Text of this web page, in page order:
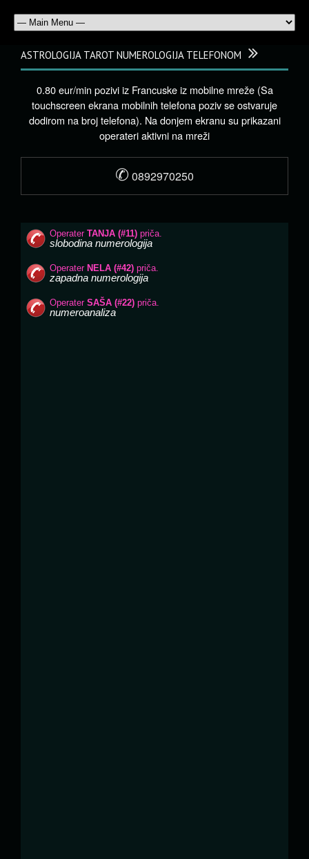
ASTROLOGIJA TAROT NUMEROLOGIJA TELEFONOM
0.80 eur/min pozivi iz Francuske iz mobilne mreže (Sa
touchscreen ekrana mobilnih telefona poziv se ostvaruje
dodirom na broj telefona). Na donjem ekranu su prikazani
operateri aktivni na mreži
✆ 0892970250